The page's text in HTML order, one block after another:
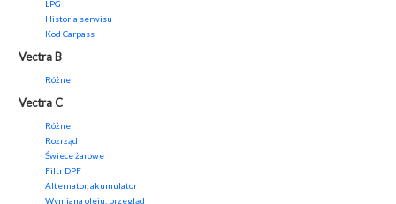
LPG
Historia serwisu
Kod Carpass
Vectra B
Różne
Vectra C
Różne
Rozrząd
Świece żarowe
Filtr DPF
Alternator, akumulator
Wymiana oleju, przegląd